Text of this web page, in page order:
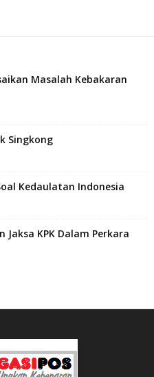
Masalah Kebakaran
Singkong
Kedaulatan Indonesia
KPK Dalam Perkara